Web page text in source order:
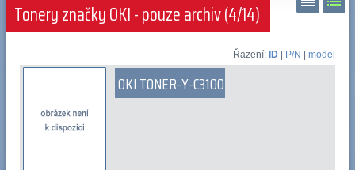
Tonery značky OKI - pouze archiv (4/14)
Řazení: ID P/N |model
OKI TONER-Y-C3100